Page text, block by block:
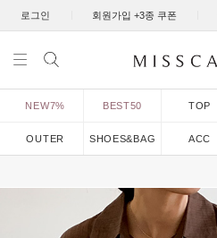
로그인 회원가입 +3종 쿠폰
NEW7% BEST50 TOP
OUTER SHOES&BAG ACC